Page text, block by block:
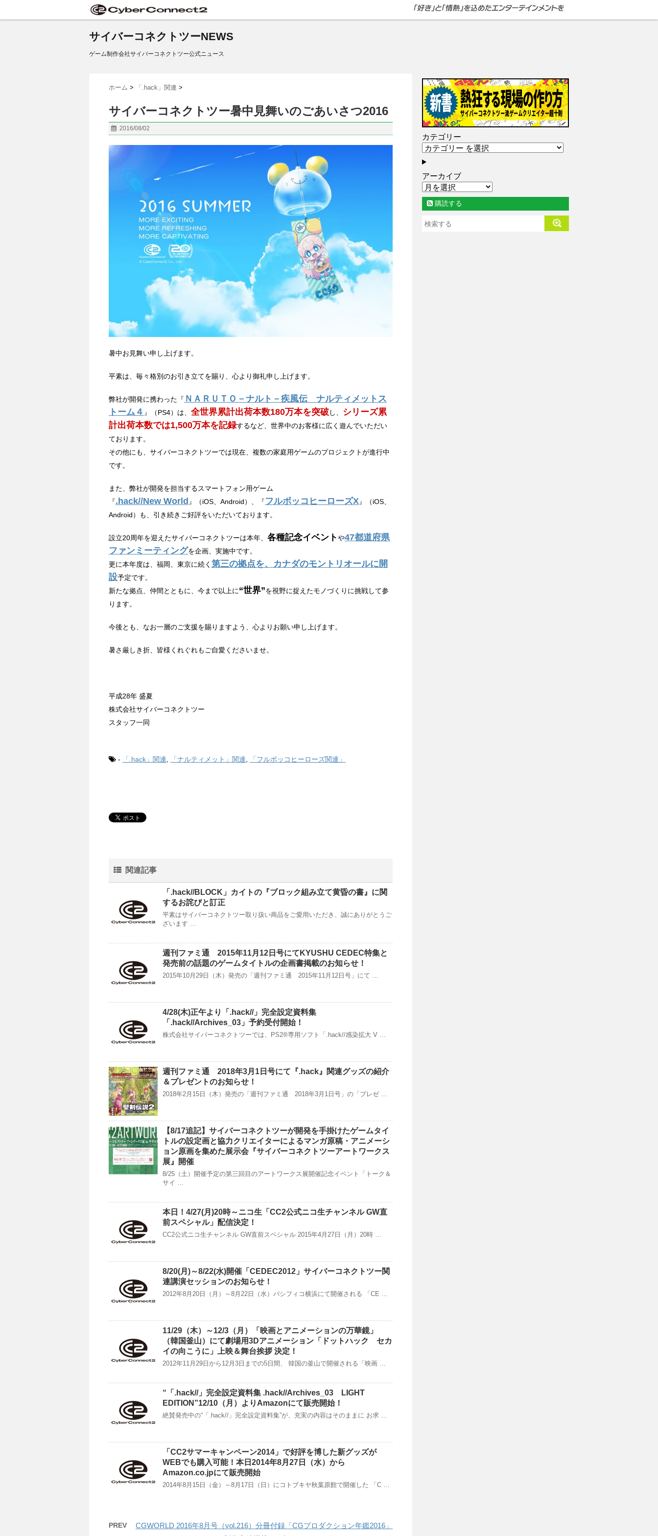
サイバーコネクトツーNEWS
ゲーム制作会社サイバーコネクトツー公式ニュース
ホーム > 「.hack」関連 >
サイバーコネクトツー暑中見舞いのごあいさつ2016
2016/08/02
暑中お見舞い申し上げます。
平素は、毎々格別のお引き立てを賜り、心より御礼申し上げます。
弊社が開発に携わった『 ＮＡＲＵＴＯ－ナルト－疾風伝 ナルティメットス
トーム４ 』（PS4）は、 全世界累計出荷本数180万本を突破し、 シリーズ累
計出荷本数では1,500万本を記録するなど、世界中のお客様に広く遊んでいただい
ております。
その他にも、サイバーコネクトツーでは現在、複数の家庭用ゲームのプロジェクトが進行中
です。
また、弊社が開発を担当するスマートフォン用ゲーム
『.hack//New World 』（iOS、Android）、『フルボッコヒーローズX』（iOS、
Android）も、引き続きご好評をいただいております。
設立20周年を迎えたサイバーコネクトツーは本年、 各種記念イベントや47都道府県
ファンミーティングを企画、実施中です。
更に本年度は、福岡、東京に続く 第三の拠点を、カナダのモントリオールに開
設予定です。
新たな拠点、仲間とともに、今まで以上に“世界”を視野に捉えたモノづくりに挑戦して参
ります。
今後とも、なお一層のご支援を賜りますよう、心よりお願い申し上げます。
暑さ厳しき折、皆様くれぐれもご自愛くださいませ。
平成28年 盛夏
株式会社サイバーコネクトツー
スタッフ一同
- 「.hack」関連, 「ナルティメット」関連, 「フルボッコヒーローズ関連」
関連記事
「.hack//BLOCK」カイトの『ブロック組み立て黄昏の書』に関
するお詫びと訂正
平素はサイバーコネクトツー取り扱い商品をご愛用いただき、誠にありがとうご
ざいます …
週刊ファミ通 2015年11月12日号にてKYUSHU CEDEC特集と
発売前の話題のゲームタイトルの企画書掲載のお知らせ！
2015年10月29日（木）発売の「週刊ファミ通 2015年11月12日号」にて …
4/28(木)正午より「.hack//」完全設定資料集
「.hack//Archives_03」予約受付開始！
株式会社サイバーコネクトツーでは、PS2®専用ソフト「.hack//感染拡大 V …
週刊ファミ通 2018年3月1日号にて『.hack』関連グッズの紹介
＆プレゼントのお知らせ！
2018年2月15日（木）発売の「週刊ファミ通 2018年3月1日号」の「プレゼ …
【8/17追記】サイバーコネクトツーが開発を手掛けたゲームタイ
トルの設定画と協力クリエイターによるマンガ原稿・アニメーシ
ョン原画を集めた展示会『サイバーコネクトツーアートワークス
展』開催
8/25（土）開催予定の第三回目のアートワークス展開催記念イベント「トーク＆
サイ …
本日！4/27(月)20時～ニコ生「CC2公式ニコ生チャンネル GW直
前スペシャル」配信決定！
CC2公式ニコ生チャンネル GW直前スペシャル 2015年4月27日（月）20時 …
8/20(月)～8/22(水)開催「CEDEC2012」サイバーコネクトツー関
連講演セッションのお知らせ！
2012年8月20日（月）～8月22日（水）パシフィコ横浜にて開催される 「CE …
11/29（木）～12/3（月）「映画とアニメーションの万華鏡」
（韓国釜山）にて劇場用3Dアニメーション「ドットハック セカ
イの向こうに」上映＆舞台挨拶 決定！
2012年11月29日から12月3日までの5日間、 韓国の釜山で開催される「映画 …
“「.hack//」完全設定資料集 .hack//Archives_03 LIGHT
EDITION”12/10（月）よりAmazonにて販売開始！
絶賛発売中の“「.hack//」完全設定資料集”が、充実の内容はそのままに お求 …
「CC2サマーキャンペーン2014」で好評を博した新グッズが
WEBでも購入可能！本日2014年8月27日（水）から
Amazon.co.jpにて販売開始
2014年8月15日（金）～8月17日（日）にコトブキヤ秋葉原館で開催した 「C …
PREV
CGWORLD 2016年8月号（vol.216）分冊付録「CGプロダクション年鑑2016」
カテゴリー
アーカイブ
購読する